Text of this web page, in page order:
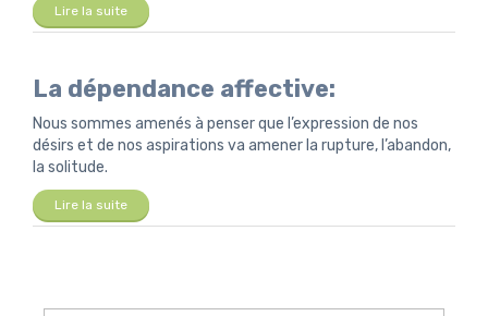
Lire la suite
La dépendance affective:
Nous sommes amenés à penser que l’expression de nos
désirs et de nos aspirations va amener la rupture, l’abandon,
la solitude.
Lire la suite